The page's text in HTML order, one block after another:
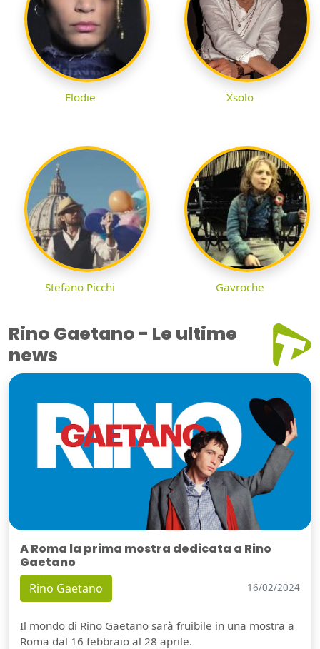
Elodie Xsolo
Stefano Picchi Gavroche
Rino Gaetano - Le ultime
news
A Roma la prima mostra dedicata a Rino
Gaetano
Rino Gaetano 16/02/2024
Il mondo di Rino Gaetano sarà fruibile in una mostra a
Roma dal 16 febbraio al 28 aprile.